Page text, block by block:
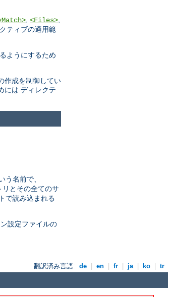
<Files>
ティブの適用範
ようにするため
作成を制御してい
には ディレクテ
う名前で、
リとその全てのサ
で読み込まれる
設定ファイルの
翻訳済み言語: de en fr ja ko tr